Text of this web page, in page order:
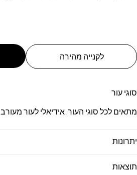
לקנייה מהירה
סוגי עור
מתאים לכל סוגי העור. אידיאלי לעור מעורב
יתרונות
תוצאות